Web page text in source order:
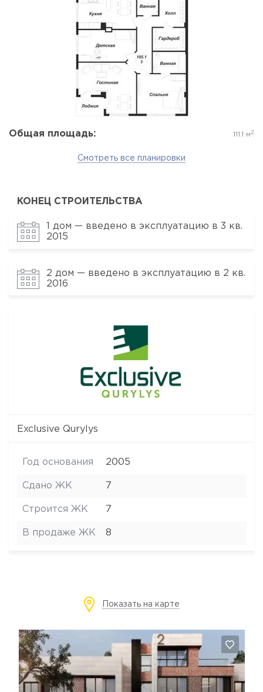
Общая площадь: 111.1 м 2
Да, удалить Отмена
Смотреть все планировки
КОНЕЦ СТРОИТЕЛЬСТВА
1 дом — введено в эксплуатацию в 3 кв.
2015
2 дом — введено в эксплуатацию в 2 кв.
2016
Exclusive Qurylys
Год основания 2005
Сдано ЖК 7
Строится ЖК 7
В продаже ЖК 8
Показать на карте